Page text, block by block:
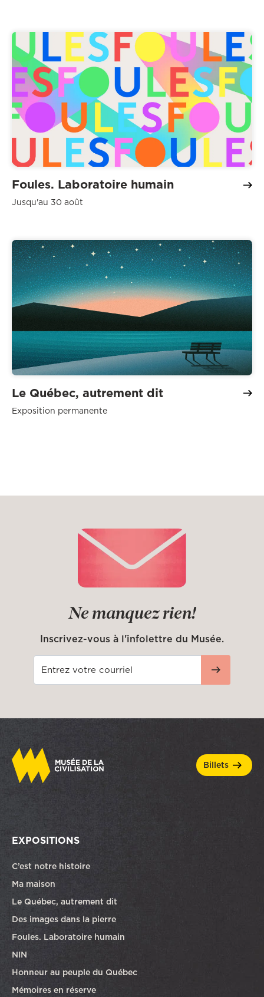
Foules. Laboratoire humain
Jusqu'au 30 août
Le Québec, autrement dit
Exposition permanente
Ne manquez rien!
Inscrivez-vous à l'infolettre du Musée.
billets
EXPOSITIONS
C’est notre histoire
Ma maison
Le Québec, autrement dit
Des images dans la pierre
Foules. Laboratoire humain
NIN
Honneur au peuple du Québec
Mémoires en réserve